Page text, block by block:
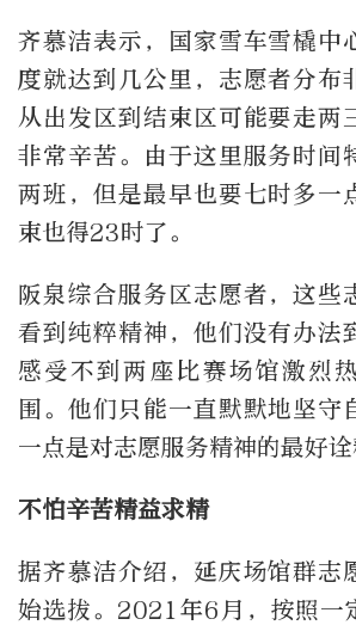
齐慕洁表示，国家雪车雪橇中
度就达到几公里，志愿者分布
从出发区到结束区可能要走两
非常辛苦。由于这里服务时间
两班，但是最早也要七时多一
束也得23时了。
阪泉综合服务区志愿者，这些
看到纯粹精神，他们没有办法
感受不到两座比赛场馆激烈
围。他们只能一直默默地坚守
一点是对志愿服务精神的最好诠
不怕辛苦精益求精
据齐慕洁介绍，延庆场馆群志
始选拔。2021年6月，按照一